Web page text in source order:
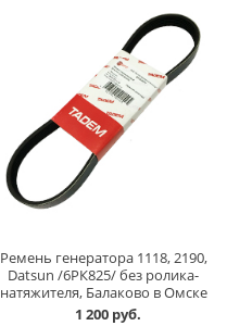
Ремень генератора 1118, 2190,
Datsun /6РК825/ без ролика-
натяжителя, Балаково в Омске
1 200 руб.